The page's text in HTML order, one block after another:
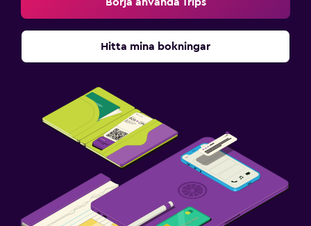
Hitta mina bokningar